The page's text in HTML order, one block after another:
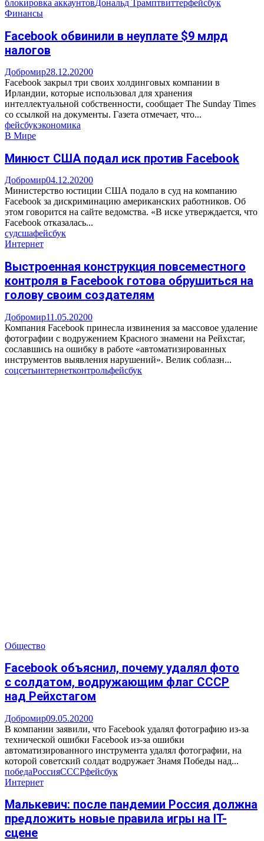
блокировка аккаунтовДональд Трамптвиттерфейсбук
Финансы
Facebook обвинили в неуплате $9 млрд
налогов
Добромир28.12.20200
Facebook закрыл три своих холдинговых компании в
Ирландии, которые использовал для хранения
интеллектуальной собственности, сообщает The Sunday Times
со ссылкой на документы. Газета отмечает, что...
фейсбукэкономика
В Мире
Минюст США подал иск против Facebook
Добромир04.12.20200
Министерство юстиции США подало в суд на компанию
Facebook за дискриминацию американских работников. Об
этом говорится на сайте ведомства. «В иске утверждается, что
Facebook отказалась...
судсшафейсбук
Интернет
Выстроенная конструкция повсеместного
контроля в Facebook готова обрушиться на
голову своим создателям
Добромир11.05.20200
Компания Facebook принесла извинения за массовое удаление
фотографии с водружением Красного знамени на Рейхстаг,
сославшись на ошибку в работе «автоматизированных
инструментов выявления нарушений». Велик соблазн...
соцсетьинтернетконтрольфейсбук
Общество
Facebook объяснил, почему удалял фото
с солдатом, водружающим флаг СССР
над Рейхстагом
Добромир09.05.20200
В компании заявили, что Facebook удалял фотографию из-за
технической ошибки Facebook из-за ошибки
автоматизированного инструмента удалял фотографии, на
которой советский солдат водружает Знамя Победы над...
победаРоссияСССРфейсбук
Интернет
Малькевич: после пандемии Россия должна
предложить новые правила игры на IT-
сцене